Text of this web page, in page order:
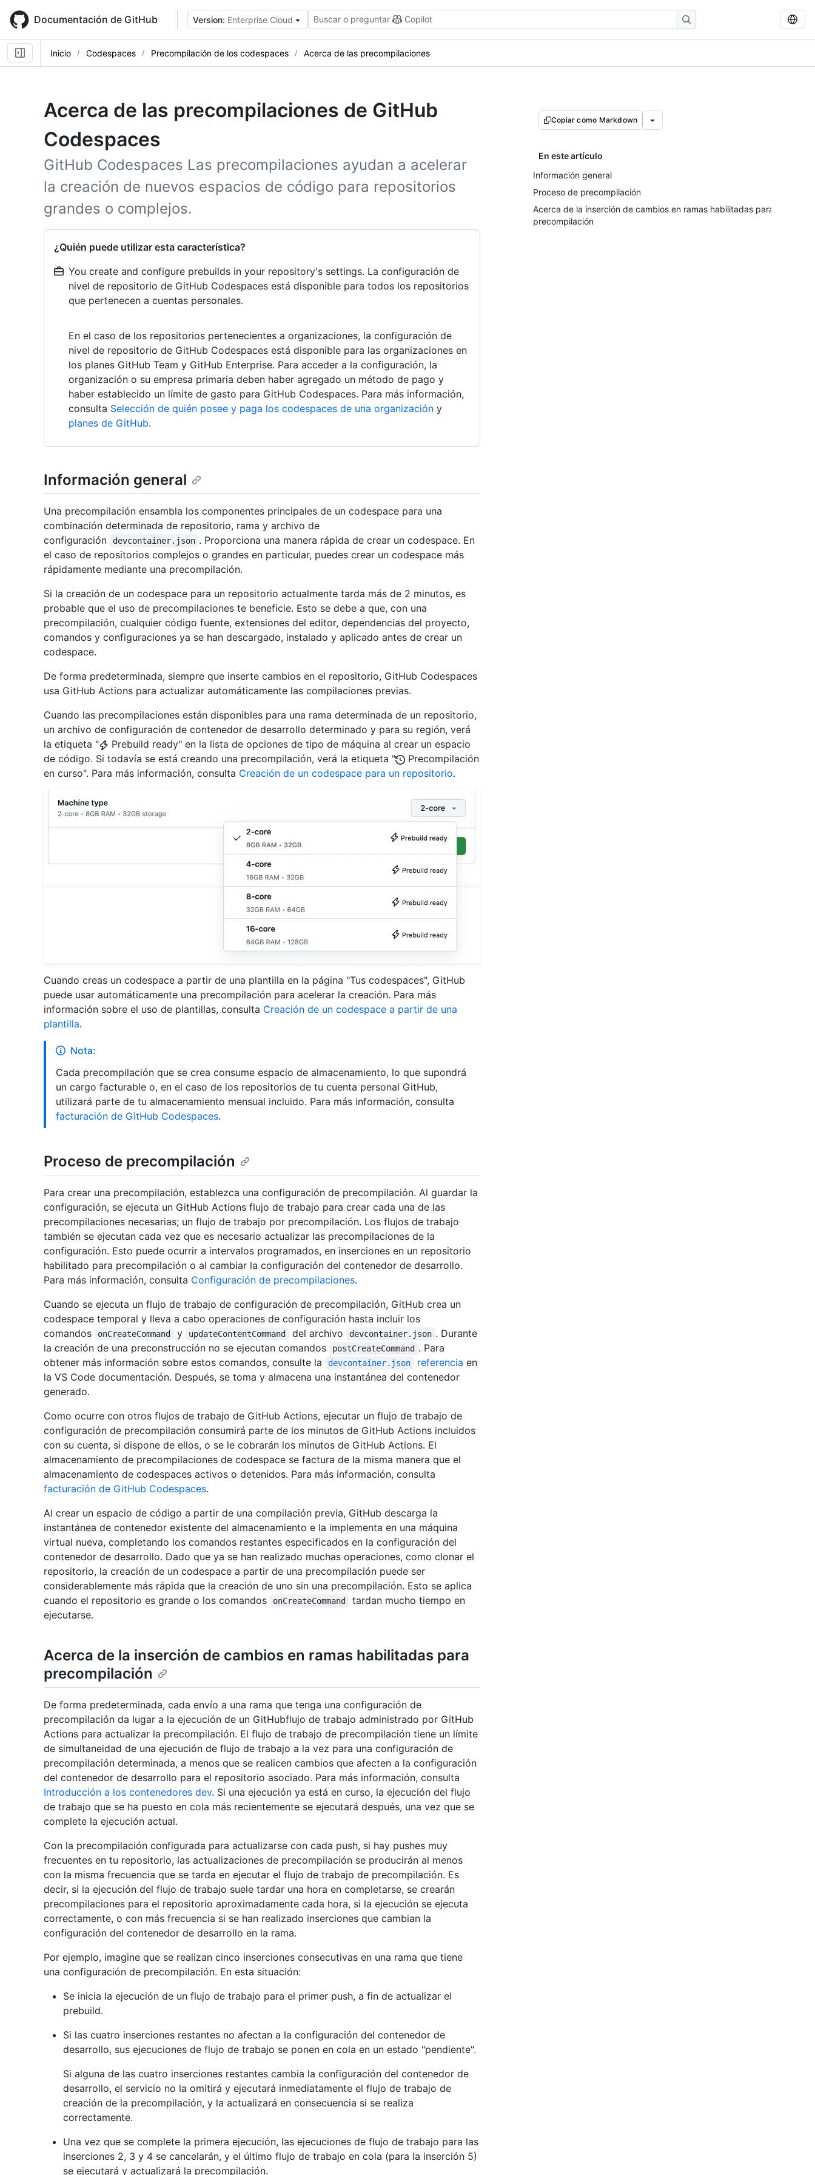
main
content
Documentación de GitHub Version: Enterprise Cloud Buscar o preguntar Copilot
Inicio Codespaces Precompilación de los codespaces Acerca de las precompilaciones
Acerca de las precompilaciones de GitHub
Codespaces
GitHub Codespaces Las precompilaciones ayudan a acelerar
la creación de nuevos espacios de código para repositorios
grandes o complejos.
¿Quién puede utilizar esta característica?
You create and configure prebuilds in your repository's settings. La configuración de
nivel de repositorio de GitHub Codespaces está disponible para todos los repositorios
que pertenecen a cuentas personales.
En el caso de los repositorios pertenecientes a organizaciones, la configuración de
nivel de repositorio de GitHub Codespaces está disponible para las organizaciones en
los planes GitHub Team y GitHub Enterprise. Para acceder a la configuración, la
organización o su empresa primaria deben haber agregado un método de pago y
haber establecido un límite de gasto para GitHub Codespaces. Para más información,
consulta Selección de quién posee y paga los codespaces de una organización y
planes de GitHub.
Copiar como Markdown
En este artículo
Información general
Proceso de precompilación
Acerca de la inserción de cambios en ramas habilitadas para
precompilación
Información general
Una precompilación ensambla los componentes principales de un codespace para una
combinación determinada de repositorio, rama y archivo de
configuración
devcontainer.json . Proporciona una manera rápida de crear un codespace. En
el caso de repositorios complejos o grandes en particular, puedes crear un codespace más
rápidamente mediante una precompilación.
Si la creación de un codespace para un repositorio actualmente tarda más de 2 minutos, es
probable que el uso de precompilaciones te beneficie. Esto se debe a que, con una
precompilación, cualquier código fuente, extensiones del editor, dependencias del proyecto,
comandos y configuraciones ya se han descargado, instalado y aplicado antes de crear un
codespace.
De forma predeterminada, siempre que inserte cambios en el repositorio, GitHub Codespaces
usa GitHub Actions para actualizar automáticamente las compilaciones previas.
Cuando las precompilaciones están disponibles para una rama determinada de un repositorio,
un archivo de configuración de contenedor de desarrollo determinado y para su región, verá
la etiqueta "
Prebuild ready" en la lista de opciones de tipo de máquina al crear un espacio
de código. Si todavía se está creando una precompilación, verá la etiqueta "
Precompilación
en curso". Para más información, consulta Creación de un codespace para un repositorio.
Cuando creas un codespace a partir de una plantilla en la página "Tus codespaces", GitHub
puede usar automáticamente una precompilación para acelerar la creación. Para más
información sobre el uso de plantillas, consulta Creación de un codespace a partir de una
plantilla.
Nota:
Cada precompilación que se crea consume espacio de almacenamiento, lo que supondrá
un cargo facturable o, en el caso de los repositorios de tu cuenta personal GitHub,
utilizará parte de tu almacenamiento mensual incluido. Para más información, consulta
facturación de GitHub Codespaces.
Proceso de precompilación
Para crear una precompilación, establezca una configuración de precompilación. Al guardar la
configuración, se ejecuta un GitHub Actions flujo de trabajo para crear cada una de las
precompilaciones necesarias; un flujo de trabajo por precompilación. Los flujos de trabajo
también se ejecutan cada vez que es necesario actualizar las precompilaciones de la
configuración. Esto puede ocurrir a intervalos programados, en inserciones en un repositorio
habilitado para precompilación o al cambiar la configuración del contenedor de desarrollo.
Para más información, consulta Configuración de precompilaciones.
Cuando se ejecuta un flujo de trabajo de configuración de precompilación, GitHub crea un
codespace temporal y lleva a cabo operaciones de configuración hasta incluir los
comandos
onCreateCommand y updateContentCommand del archivo devcontainer.json . Durante
la creación de una preconstrucción no se ejecutan comandos
postCreateCommand . Para
obtener más información sobre estos comandos, consulte la
devcontainer.json referencia en
la VS Code documentación. Después, se toma y almacena una instantánea del contenedor
generado.
Como ocurre con otros flujos de trabajo de GitHub Actions, ejecutar un flujo de trabajo de
configuración de precompilación consumirá parte de los minutos de GitHub Actions incluidos
con su cuenta, si dispone de ellos, o se le cobrarán los minutos de GitHub Actions. El
almacenamiento de precompilaciones de codespace se factura de la misma manera que el
almacenamiento de codespaces activos o detenidos. Para más información, consulta
facturación de GitHub Codespaces.
Al crear un espacio de código a partir de una compilación previa, GitHub descarga la
instantánea de contenedor existente del almacenamiento e la implementa en una máquina
virtual nueva, completando los comandos restantes especificados en la configuración del
contenedor de desarrollo. Dado que ya se han realizado muchas operaciones, como clonar el
repositorio, la creación de un codespace a partir de una precompilación puede ser
considerablemente más rápida que la creación de uno sin una precompilación. Esto se aplica
cuando el repositorio es grande o los comandos
onCreateCommand
tardan mucho tiempo en
ejecutarse.
Acerca de la inserción de cambios en ramas habilitadas para
precompilación
De forma predeterminada, cada envío a una rama que tenga una configuración de
precompilación da lugar a la ejecución de un GitHubflujo de trabajo administrado por GitHub
Actions para actualizar la precompilación. El flujo de trabajo de precompilación tiene un límite
de simultaneidad de una ejecución de flujo de trabajo a la vez para una configuración de
precompilación determinada, a menos que se realicen cambios que afecten a la configuración
del contenedor de desarrollo para el repositorio asociado. Para más información, consulta
Introducción a los contenedores dev. Si una ejecución ya está en curso, la ejecución del flujo
de trabajo que se ha puesto en cola más recientemente se ejecutará después, una vez que se
complete la ejecución actual.
Con la precompilación configurada para actualizarse con cada push, si hay pushes muy
frecuentes en tu repositorio, las actualizaciones de precompilación se producirán al menos
con la misma frecuencia que se tarda en ejecutar el flujo de trabajo de precompilación. Es
decir, si la ejecución del flujo de trabajo suele tardar una hora en completarse, se crearán
precompilaciones para el repositorio aproximadamente cada hora, si la ejecución se ejecuta
correctamente, o con más frecuencia si se han realizado inserciones que cambian la
configuración del contenedor de desarrollo en la rama.
Por ejemplo, imagine que se realizan cinco inserciones consecutivas en una rama que tiene
una configuración de precompilación. En esta situación:
Se inicia la ejecución de un flujo de trabajo para el primer push, a fin de actualizar el
prebuild.
Si las cuatro inserciones restantes no afectan a la configuración del contenedor de
desarrollo, sus ejecuciones de flujo de trabajo se ponen en cola en un estado "pendiente".
Si alguna de las cuatro inserciones restantes cambia la configuración del contenedor de
desarrollo, el servicio no la omitirá y ejecutará inmediatamente el flujo de trabajo de
creación de la precompilación, y la actualizará en consecuencia si se realiza
correctamente.
Una vez que se complete la primera ejecución, las ejecuciones de flujo de trabajo para las
inserciones 2, 3 y 4 se cancelarán, y el último flujo de trabajo en cola (para la inserción 5)
se ejecutará y actualizará la precompilación.